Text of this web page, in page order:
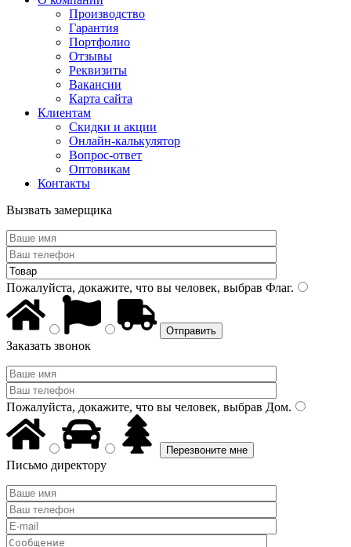
Производство
Гарантия
Портфолио
Отзывы
Реквизиты
Вакансии
Карта сайта
Клиентам
Скидки и акции
Онлайн-калькулятор
Вопрос-ответ
Оптовикам
Контакты
Вызвать замерщика
Пожалуйста, докажите, что вы человек, выбрав Флаг.
Заказать звонок
Пожалуйста, докажите, что вы человек, выбрав Дом.
Письмо директору